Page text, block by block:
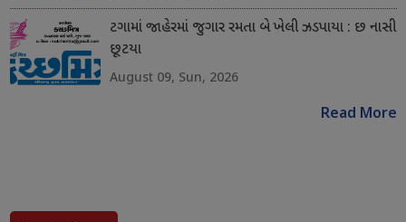
ટગામાં જાહેરમાં જુગાર રમતા બે ખેલી ઝડપાયા : છ નાસી
છૂટયા
August 09, Sun, 2026
Read More